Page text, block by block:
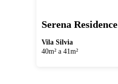
Serena Residence
Vila Silvia
40m² a 41m²